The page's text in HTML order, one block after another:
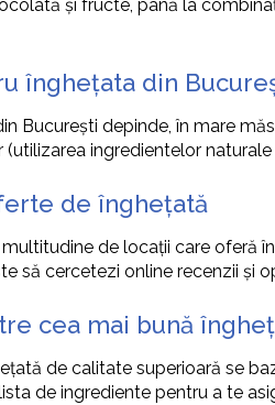
și fructe, până la
înghețata din
București depinde, în mare
ingredientelor
de înghețată
de locații care oferă
să cercetezi online recenzii și
cea mai bună
de calitate superioară se
de ingrediente pentru a te